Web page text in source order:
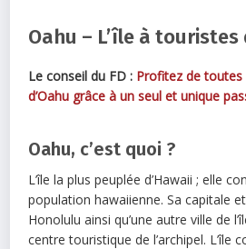
Oahu – L’île à touristes
Le conseil du FD : Profitez de toutes
d’Oahu grâce à un seul et unique
Oahu, c’est quoi ?
L’île la plus peuplée d’Hawaii ; elle
population hawaiienne. Sa capitale
Honolulu ainsi qu’une autre ville de
centre touristique de l’archipel. L’île